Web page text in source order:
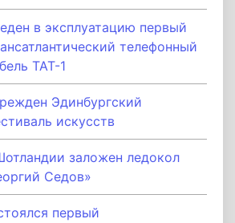
в эксплуатацию первый
телефонный
TAT-1
Эдинбургский
искусств
заложен ледокол
Седов»
первый